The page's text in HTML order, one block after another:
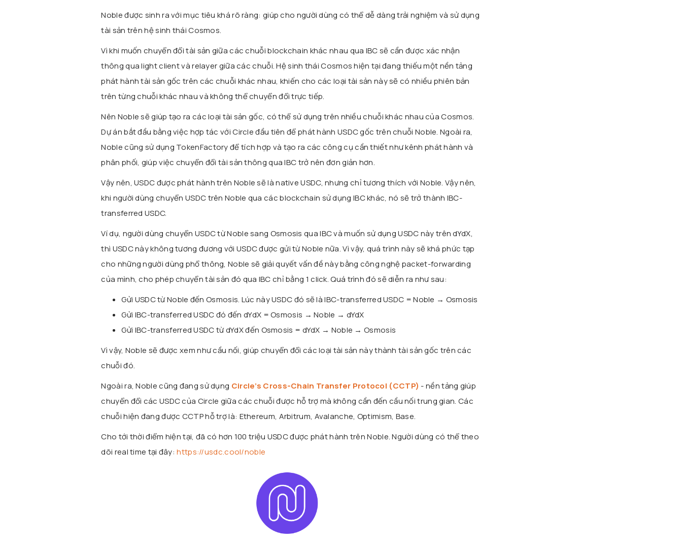
Noble được sinh ra với mục tiêu khá rõ ràng: giúp cho người dùng có thể dễ dàng trải nghiệm và sử dụng
tài sản trên hệ sinh thái Cosmos.
Vì khi muốn chuyển đổi tài sản giữa các chuỗi blockchain khác nhau qua IBC sẽ cần được xác nhận
thông qua light client và relayer giữa các chuỗi. Hệ sinh thái Cosmos hiện tại đang thiếu một nền tảng
phát hành tài sản gốc trên các chuỗi khác nhau, khiến cho các loại tài sản này sẽ có nhiều phiên bản
trên từng chuỗi khác nhau và không thể chuyển đổi trực tiếp.
Nên Noble sẽ giúp tạo ra các loại tài sản gốc, có thể sử dụng trên nhiều chuỗi khác nhau của Cosmos.
Dự án bắt đầu bằng việc hợp tác với Circle đầu tiên để phát hành USDC gốc trên chuỗi Noble. Ngoài ra,
Noble cũng sử dụng TokenFactory để tích hợp và tạo ra các công cụ cần thiết như kênh phát hành và
phân phối, giúp việc chuyển đổi tài sản thông qua IBC trở nên đơn giản hơn.
Vậy nên, USDC được phát hành trên Noble sẽ là native USDC, nhưng chỉ tương thích với Noble. Vậy nên,
khi người dùng chuyển USDC trên Noble qua các blockchain sử dụng IBC khác, nó sẽ trở thành IBC-
transferred USDC.
Ví dụ, người dùng chuyển USDC từ Noble sang Osmosis qua IBC và muốn sử dụng USDC này trên dYdX,
thì USDC này không tương đương với USDC được gửi từ Noble nữa. Vì vậy, quá trình này sẽ khá phức tạp
cho những người dùng phổ thông, Noble sẽ giải quyết vấn đề này bằng công nghệ packet-forwarding
của mình, cho phép chuyển tài sản đó qua IBC chỉ bằng 1 click. Quá trình đó sẽ diễn ra như sau:
Gửi USDC từ Noble đến Osmosis. Lúc này USDC đó sẽ là IBC-transferred USDC = Noble → Osmosis
Gửi IBC-transferred USDC đó đến dYdX = Osmosis → Noble → dYdX
Gửi IBC-transferred USDC từ dYdX đến Osmosis = dYdX → Noble → Osmosis
Vì vậy, Noble sẽ được xem như cầu nối, giúp chuyển đổi các loại tài sản này thành tài sản gốc trên các
chuỗi đó.
Ngoài ra, Noble cũng đang sử dụng Circle’s Cross-Chain Transfer Protocol (CCTP) - nền tảng giúp
chuyển đổi các USDC của Circle giữa các chuỗi được hỗ trợ mà không cần đến cầu nối trung gian. Các
chuỗi hiện đang được CCTP hỗ trợ là: Ethereum, Arbitrum, Avalanche, Optimism, Base.
Cho tới thời điểm hiện tại, đã có hơn 100 triệu USDC được phát hành trên Noble. Người dùng có thể theo
dõi real time tại đây:https://usdc.cool/noble